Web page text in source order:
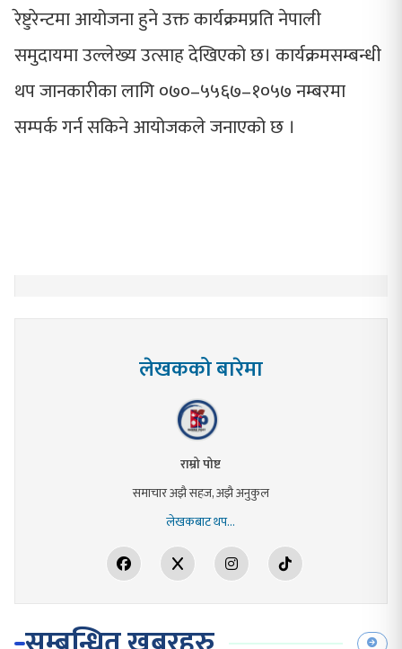
रेष्टुरेन्टमा आयोजना हुने उक्त कार्यक्रमप्रति नेपाली
समुदायमा उल्लेख्य उत्साह देखिएको छ। कार्यक्रमसम्बन्धी
थप जानकारीका लागि ०७०–५५६७–१०५७ नम्बरमा
सम्पर्क गर्न सकिने आयोजकले जनाएको छ ।
लेखकको बारेमा
राम्रो पोष्ट
समाचार अझै सहज, अझै अनुकुल
लेखकबाट थप...